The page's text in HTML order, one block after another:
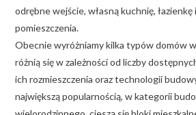
odrębne wejście, własną kuchnię, łazienkę
pomieszczenia.
Obecnie wyróżniamy kilka typów domów
różnią się w zależności od liczby
ich rozmieszczenia oraz technologii
największą popularnością, w kategorii